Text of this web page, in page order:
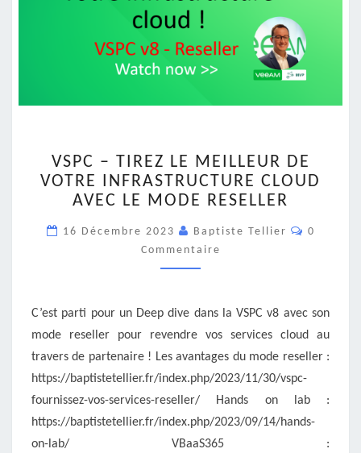
–
TIREZ
LE
DE
VOTRE
INFRASTRUCTURE
MODE
RESELLER
VSPC – TIREZ LE MEILLEUR DE
VOTRE INFRASTRUCTURE CLOUD
AVEC LE MODE RESELLER
16 Décembre 2023 Baptiste Tellier
0
Commentaire
C’est parti pour un Deep dive dans la VSPC v8 avec son
mode reseller pour revendre vos services cloud au
travers de partenaire ! Les avantages du mode reseller :
https://baptistetellier.fr/index.php/2023/11/30/vspc-
fournissez-vos-services-reseller/ Hands on lab :
https://baptistetellier.fr/index.php/2023/09/14/hands-
on-lab/ VBaaS365 :